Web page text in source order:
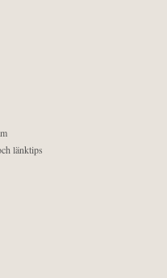
länktips